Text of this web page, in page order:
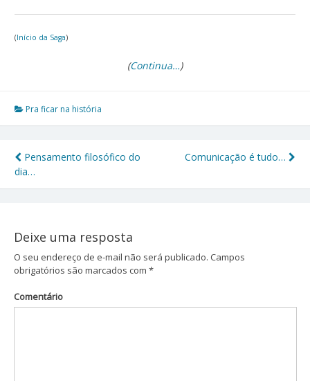
(Início da Saga)
(Continua…)
Pra ficar na história
Navegação
de
Pensamento filosófico do
dia…
Comunicação é tudo…
Deixe uma resposta
O seu endereço de e-mail não será publicado. Campos
obrigatórios são marcados com *
Comentário